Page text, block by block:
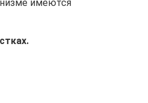
имеются